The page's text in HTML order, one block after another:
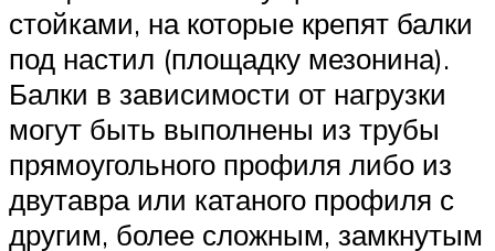
стойками, на которые крепят балки
под настил (площадку мезонина).
Балки в зависимости от нагрузки
могут быть выполнены из трубы
прямоугольного профиля либо из
двутавра или катаного профиля с
другим‚ более сложным‚ замкнутым